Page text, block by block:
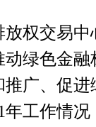
权交易
绿色金
广、促
年工作情况